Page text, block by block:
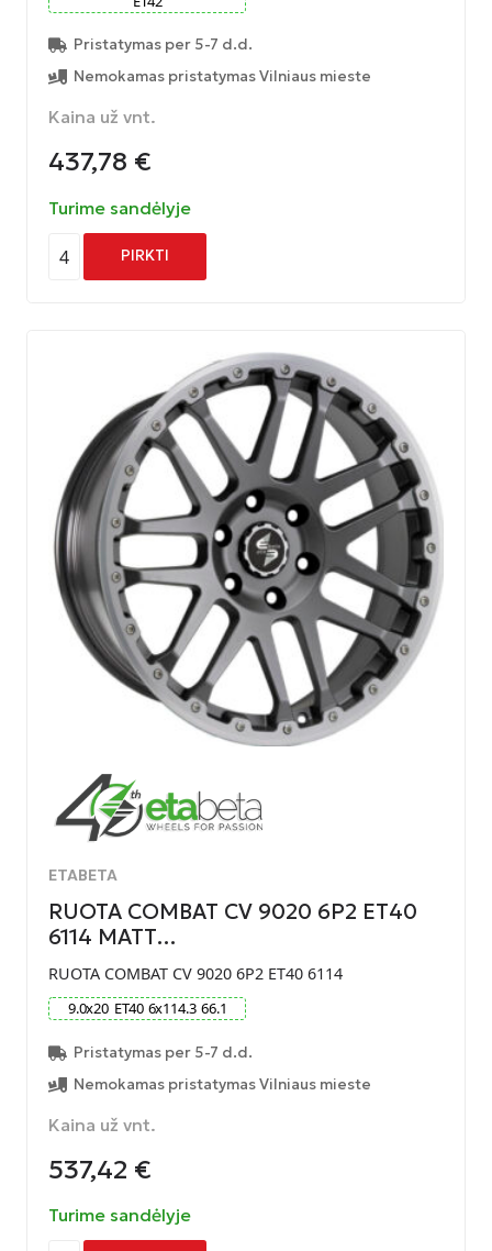
Pristatymas per 5-7 d.d.
Nemokamas pristatymas Vilniaus mieste
Kaina už vnt.
437,78 €
Turime sandėlyje
4 PIRKTI
ETABETA
RUOTA COMBAT CV 9020 6P2 ET40
6114 MATT…
RUOTA COMBAT CV 9020 6P2 ET40 6114
9.0x20 ET40 6x114.3 66.1
Pristatymas per 5-7 d.d.
Nemokamas pristatymas Vilniaus mieste
Kaina už vnt.
537,42 €
Turime sandėlyje